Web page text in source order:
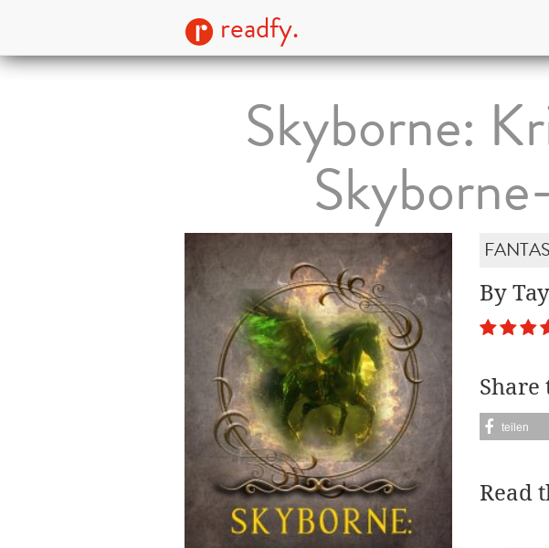
readfy.
Skyborne:
By
teilen
Read